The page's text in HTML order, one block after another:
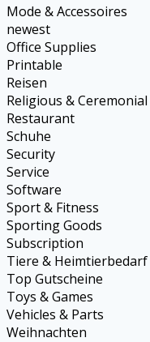
Mode & Accessoires
newest
Office Supplies
Printable
Reisen
Religious & Ceremonial
Restaurant
Schuhe
Security
Service
Software
Sport & Fitness
Sporting Goods
Subscription
Tiere & Heimtierbedarf
Top Gutscheine
Toys & Games
Vehicles & Parts
Weihnachten